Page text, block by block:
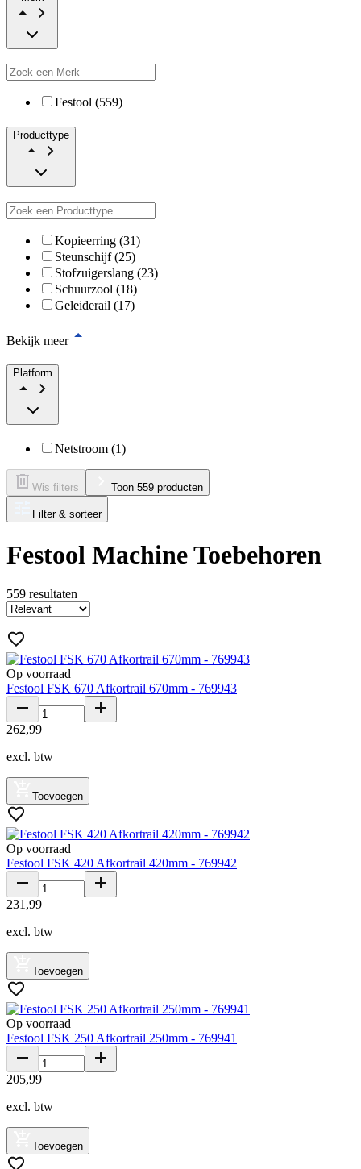
Festool (559)
Producttype
Kopieerring (31)
Steunschijf (25)
Stofzuigerslang (23)
Schuurzool (18)
Geleiderail (17)
Bekijk meer
Platform
Netstroom (1)
Wis filters Toon 559 producten
Filter & sorteer
Festool Machine Toebehoren
559 resultaten
Op voorraad
Festool FSK 670 Afkortrail 670mm - 769943
262,99
excl. btw
Toevoegen
Op voorraad
Festool FSK 420 Afkortrail 420mm - 769942
231 ,99
excl. btw
Toevoegen
Op voorraad
Festool FSK 250 Afkortrail 250mm - 769941
205,99
excl. btw
Toevoegen